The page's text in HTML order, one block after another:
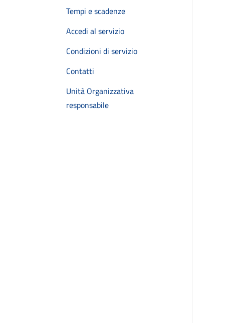
Tempi e scadenze
Accedi al servizio
Condizioni di servizio
Contatti
Unità Organizzativa
responsabile